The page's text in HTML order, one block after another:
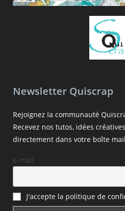
Newsletter Quiscrap
Rejoignez la communauté
Recevez nos tutos, idées
directement dans votre boîte mail
E-mail
J'accepte la politique de